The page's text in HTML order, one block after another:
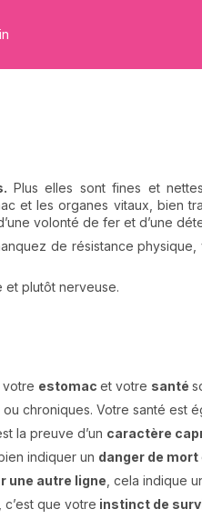
Plus elles sont fines et
et les organes vitaux, bien
volonté de fer et d’une
de résistance
et plutôt nerveuse.
votre estomac et votre santé
ou chroniques. Votre santé est
la preuve d’un caractère
indiquer un danger de mort
une autre ligne , cela indique
, c’est que votre instinct de